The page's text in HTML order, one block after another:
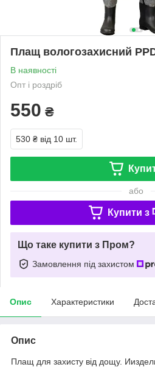
Плащ вологозахисний
В наявності
Опт і роздріб
550 ₴
530 ₴ від 10 шт.
або
Купити з
Що таке купити з Пром?
Замовлення під захистом
Опис Характеристики
Опис
Плащ для захисту від дощу.